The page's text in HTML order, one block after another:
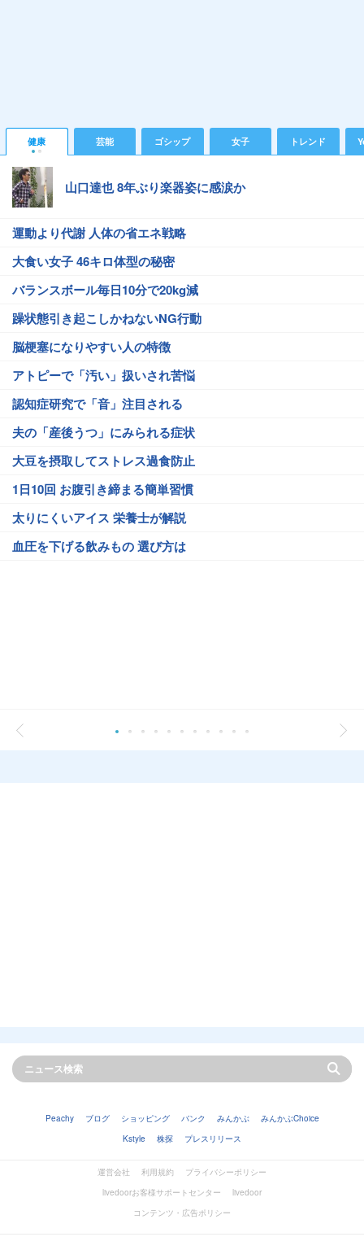
健康 芸能 ゴシップ 女子 トレンド
山口達也 8年ぶり楽器姿に感涙か
運動より代謝 人体の省エネ戦略
大食い女子 46キロ体型の秘密
バランスボール毎日10分で20kg減
躁状態引き起こしかねないNG行動
脳梗塞になりやすい人の特徴
アトピーで「汚い」扱いされ苦悩
認知症研究で「音」注目される
夫の「産後うつ」にみられる症状
大豆を摂取してストレス過食防止
1日10回 お腹引き締まる簡単習慣
太りにくいアイス 栄養士が解説
血圧を下げる飲みもの 選び方は
Peachy ブログ ショッピング バンク みんかぶ
みんかぶChoice
Kstyle
株探 プレスリリース
運営会社 利用規約
プライバシーポリシー
livedoorお客様サポートセンター
livedoor
コンテンツ・広告ポリシー